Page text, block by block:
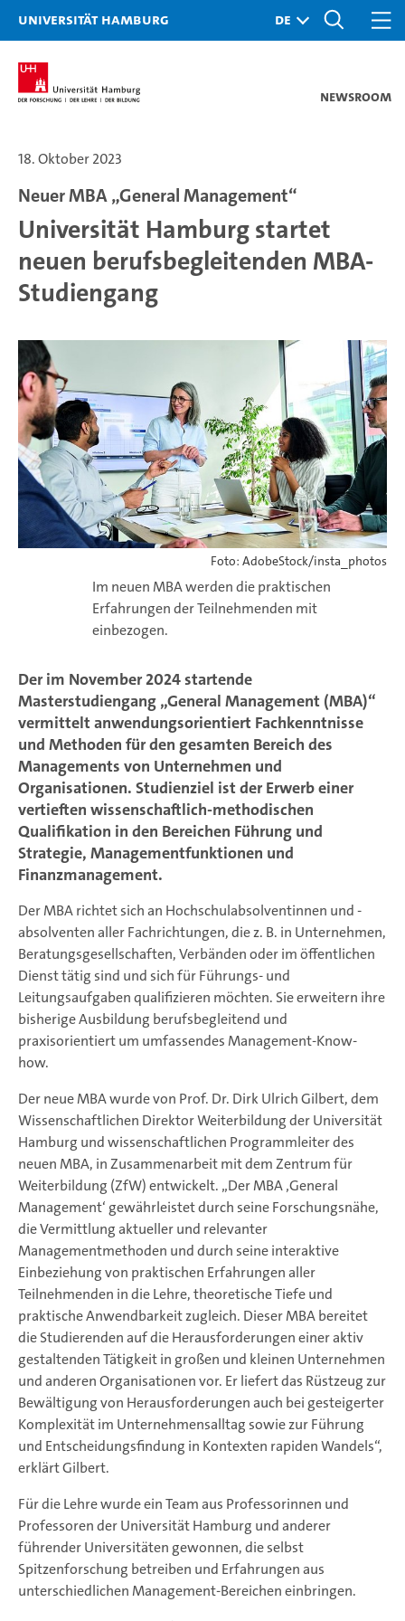
Universität Hamburg
Newsroom
18. Oktober 2023
Neuer MBA „General Management“
Universität Hamburg startet
neuen berufsbegleitenden MBA-
Studiengang
Foto: AdobeStock/insta_photos
Im neuen MBA werden die praktischen
Erfahrungen der Teilnehmenden mit
einbezogen.
Der im November 2024 startende
Masterstudiengang „General Management (MBA)“
vermittelt anwendungsorientiert Fachkenntnisse
und Methoden für den gesamten Bereich des
Managements von Unternehmen und
Organisationen. Studienziel ist der Erwerb einer
vertieften wissenschaftlich-methodischen
Qualifikation in den Bereichen Führung und
Strategie, Managementfunktionen und
Finanzmanagement.
Der MBA richtet sich an Hochschulabsolventinnen und -
absolventen aller Fachrichtungen, die z. B. in Unternehmen,
Beratungsgesellschaften, Verbänden oder im öffentlichen
Dienst tätig sind und sich für Führungs- und
Leitungsaufgaben qualifizieren möchten. Sie erweitern ihre
bisherige Ausbildung berufsbegleitend und
praxisorientiert um umfassendes Management-Know-
how.
Der neue MBA wurde von Prof. Dr. Dirk Ulrich Gilbert, dem
Wissenschaftlichen Direktor Weiterbildung der Universität
Hamburg und wissenschaftlichen Programmleiter des
neuen MBA, in Zusammenarbeit mit dem Zentrum für
Weiterbildung (ZfW) entwickelt. „Der MBA ‚General
Management‘ gewährleistet durch seine Forschungsnähe,
die Vermittlung aktueller und relevanter
Managementmethoden und durch seine interaktive
Einbeziehung von praktischen Erfahrungen aller
Teilnehmenden in die Lehre, theoretische Tiefe und
praktische Anwendbarkeit zugleich. Dieser MBA bereitet
die Studierenden auf die Herausforderungen einer aktiv
gestaltenden Tätigkeit in großen und kleinen Unternehmen
und anderen Organisationen vor. Er liefert das Rüstzeug zur
Bewältigung von Herausforderungen auch bei gesteigerter
Komplexität im Unternehmensalltag sowie zur Führung
und Entscheidungsfindung in Kontexten rapiden Wandels“,
erklärt Gilbert.
Für die Lehre wurde ein Team aus Professorinnen und
Professoren der Universität Hamburg und anderer
führender Universitäten gewonnen, die selbst
Spitzenforschung betreiben und Erfahrungen aus
unterschiedlichen Management-Bereichen einbringen.